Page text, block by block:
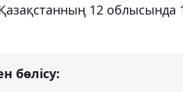
12 облысында
бөлісу: